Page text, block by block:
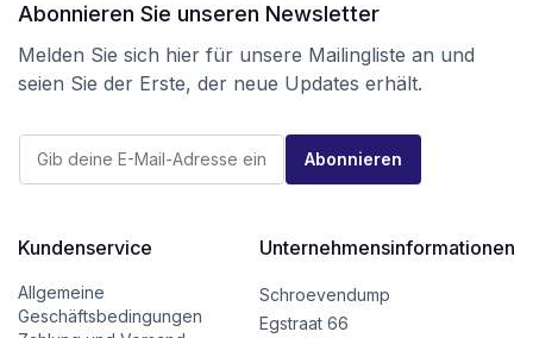
Abonnieren Sie unseren Newsletter
Melden Sie sich hier für unsere Mailingliste an und
seien Sie der Erste, der neue Updates erhält.
M
l
-
M
a
E
M
l
Abonnieren
Kundenservice
Allgemeine
Geschäftsbedingungen
Unternehmensinformationen
Schroevendump
Egstraat 66